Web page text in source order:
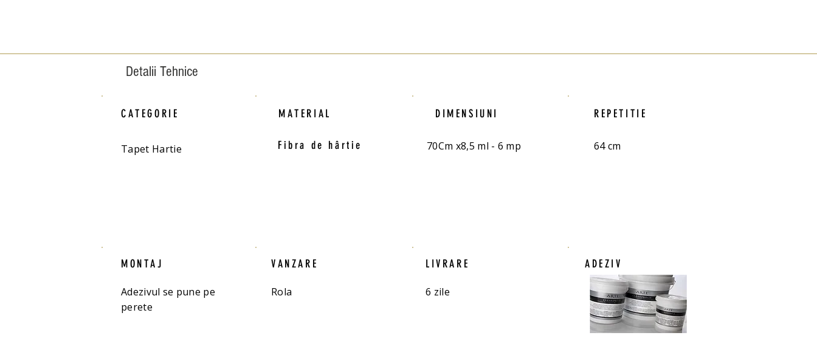
Detalii Tehnice
CATEGORIE
Tapet Hartie
MONTAJ
Adezivul se pune pe
perete
MATERIAL
Fibra de hârtie
VANZARE
Rola
DIMENSIUNI
70Cm x8,5 ml - 6 mp
LIVRARE
6 zile
REPETITIE
64 cm
ADEZIV